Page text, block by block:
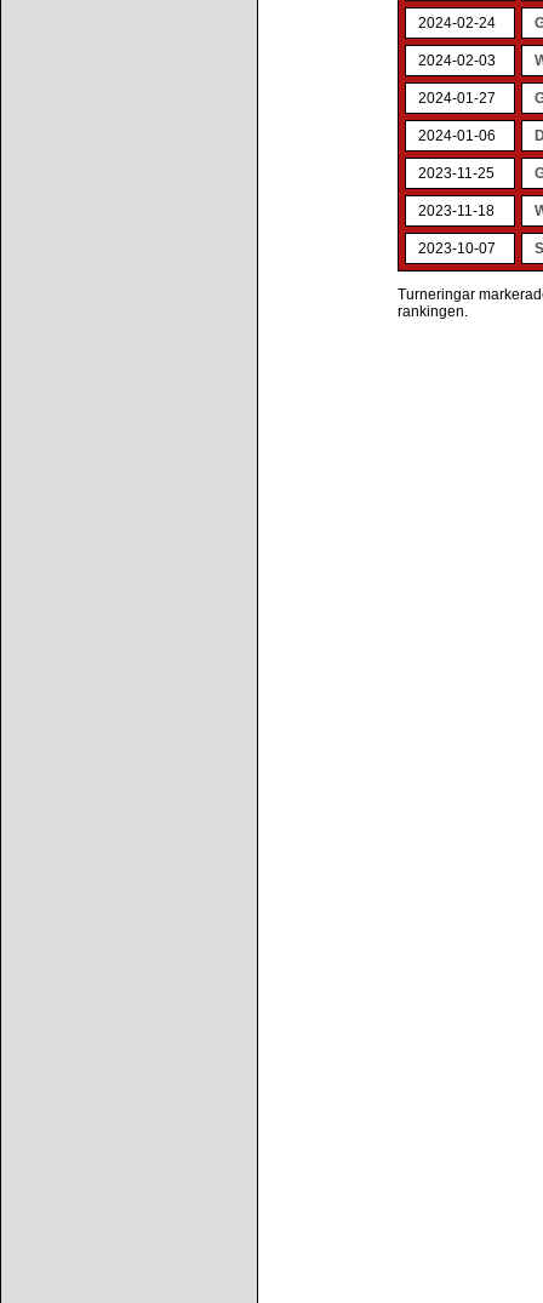
2024-02-24
2024-02-03
2024-01-27
2024-01-06
2023-11-25
2023-11-18
2023-10-07
Turneringar
rankingen.